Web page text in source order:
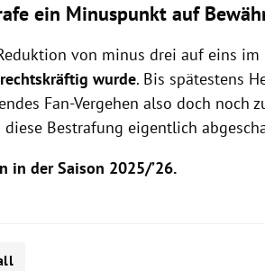
ein Minuspunkt auf
von minus drei auf eins im
wurde. Bis spätestens
Fan-Vergehen also doch noch
Bestrafung eigentlich
in der Saison 2025/’26.